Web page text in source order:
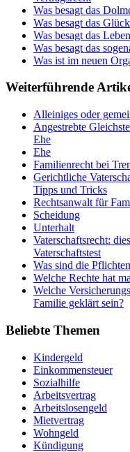
Was besagt das
Was besagt das
Was besagt das
Was besagt das
Was ist im neuen
Weiterführende
Alleiniges oder
Angestrebte
Ehe
Ehe
Familienrecht bei
Gerichtliche
Tipps und Tricks
Rechtsanwalt für
Scheidung
Unterhalt
Vaterschaftsrecht:
Vaterschaftstest
Was sind die
Welche Rechte hat
Welche
Familie geklärt sein?
Beliebte Themen
Kindergeld
Einkommensteuer
Sozialhilfe
Arbeitsvertrag
Arbeitslosengeld
Mietvertrag
Wohngeld
Kündigung